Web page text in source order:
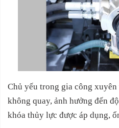
Chủ yếu trong gia công
không quay, ảnh hưởng đến
khóa thủy lực được áp dụng,